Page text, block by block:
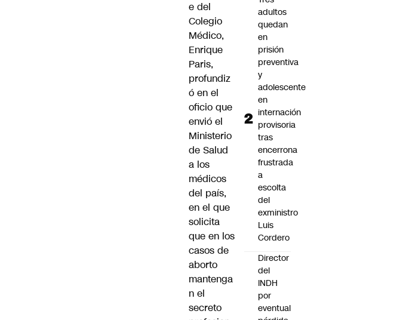
e del
Colegio
Médico,
Enrique
Paris,
profundiz
ó en el
oficio que
envió el
Ministerio
de Salud
a los
médicos
del país,
en el que
solicita
que en los
casos de
aborto
mantenga
n el
secreto
adultos
quedan
en
prisión
preventiva
y
adolescente
en
internación
provisoria
tras
encerrona
frustrada
a
escolta
del
exministro
Luis
Cordero
Director
del
INDH
por
eventual